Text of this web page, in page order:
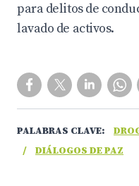
para delitos de
lavado de activos.
PALABRAS CLAVE:
/
DIÁLOGOS DE PAZ